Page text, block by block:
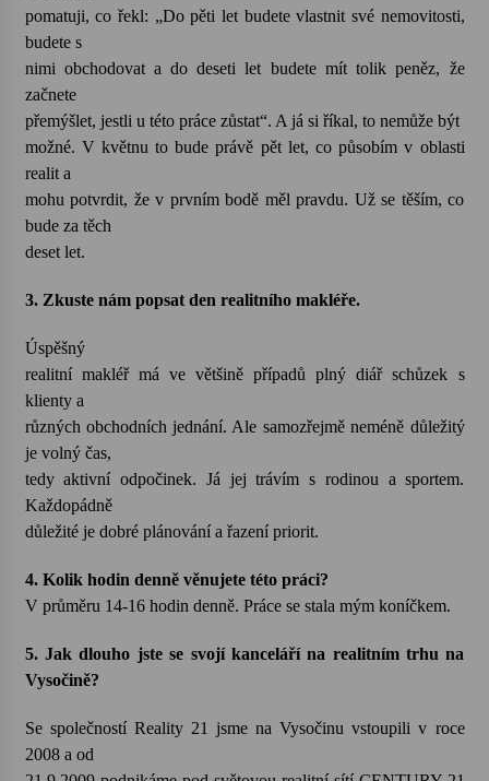
Za kulturou kousek za Humpolec. V Želivě ožije
odkaz Josefa Čapka
Želiv
3. 7. 2026
Petr Adamec – Malovaný svět
pomatuji, co řekl: „Do pěti let budete vlastnit své nemovitosti,
budete s
nimi obchodovat a do deseti let budete mít tolik peněz, že
začnete
přemýšlet, jestli u této práce zůstat“. A já si říkal, to nemůže být
možné. V květnu to bude právě pět let, co působím v oblasti
realit a
mohu potvrdit, že v prvním bodě měl pravdu. Už se těším, co
bude za těch
deset let.
3. Zkuste nám popsat den realitního makléře.
Úspěšný
realitní makléř má ve většině případů plný diář schůzek s
klienty a
různých obchodních jednání. Ale samozřejmě neméně důležitý
je volný čas,
tedy aktivní odpočinek. Já jej trávím s rodinou a sportem.
Každopádně
důležité je dobré plánování a řazení priorit.
4. Kolik hodin denně věnujete této práci?
V průměru 14-16 hodin denně. Práce se stala mým koníčkem.
5. Jak dlouho jste se svojí kanceláří na realitním trhu na
Vysočině?
Se společností Reality 21 jsme na Vysočinu vstoupili v roce
2008 a od